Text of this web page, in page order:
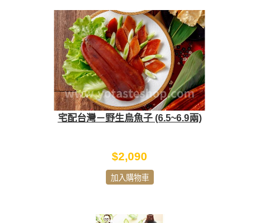
宅配台灣－野生烏魚子 (6.5~6.9兩)
$2,090
加入購物車